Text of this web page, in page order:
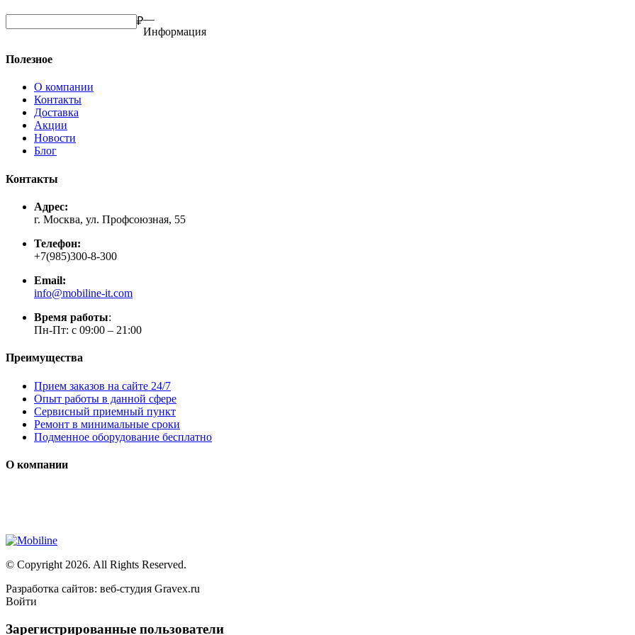
₽—
Информация
Полезное
О компании
Контакты
Доставка
Акции
Новости
Блог
Контакты
Адрес:
г. Москва, ул. Профсоюзная, 55
Телефон:
+7(985)300-8-300
Email:
info@mobiline-it.com
Время работы:
Пн-Пт: с 09:00 – 21:00
Преимущества
Прием заказов на сайте 24/7
Опыт работы в данной сфере
Сервисный приемный пункт
Ремонт в минимальные сроки
Подменное оборудование бесплатно
О компании
© Copyright 2026. All Rights Reserved.
Разработка сайтов: веб-студия Gravex.ru
Войти
Зарегистрированные пользователи